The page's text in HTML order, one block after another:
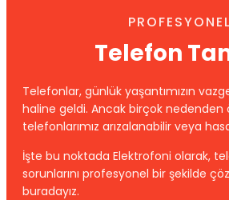
PROFESYONEL
Telefon
Telefonlar, günlük yaşantımızın
haline geldi. Ancak birçok nedenden
telefonlarımız arızalanabilir veya
İşte bu noktada Elektrofoni olarak,
sorunlarını profesyonel bir şekilde
buradayız.